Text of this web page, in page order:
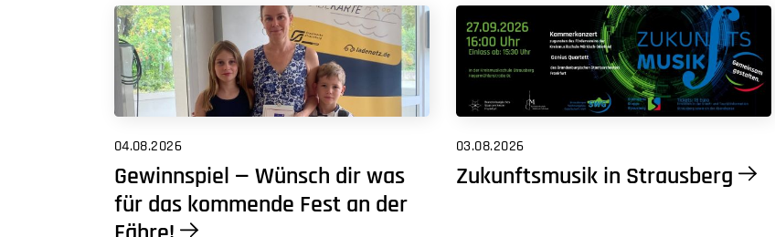
04.08.2026
Gewinnspiel — Wünsch dir was
für das kommende Fest an der
03.08.2026
Zukunftsmusik in Strausberg